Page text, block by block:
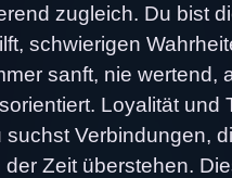
zugleich. Du bist
schwierigen
sanft, nie wertend,
Loyalität und
suchst Verbindungen,
der Zeit überstehen.